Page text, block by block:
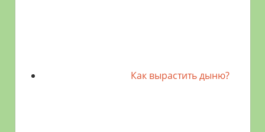
Как вырастить дыню?